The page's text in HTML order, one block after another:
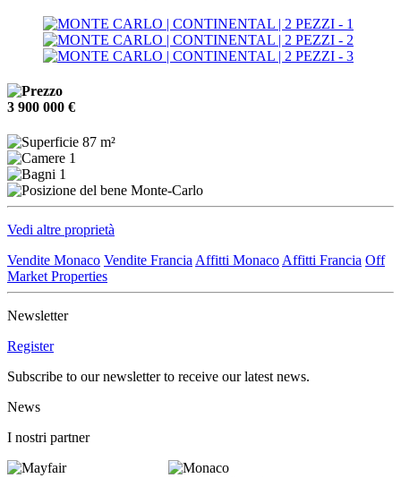
3 900 000 €
87 m²
1
1
Monte-Carlo
Vedi altre proprietà
Vendite Monaco Vendite Francia Affitti Monaco Affitti Francia Off
Market Properties
Newsletter
Register
Subscribe to our newsletter to receive our latest news.
News
I nostri partner